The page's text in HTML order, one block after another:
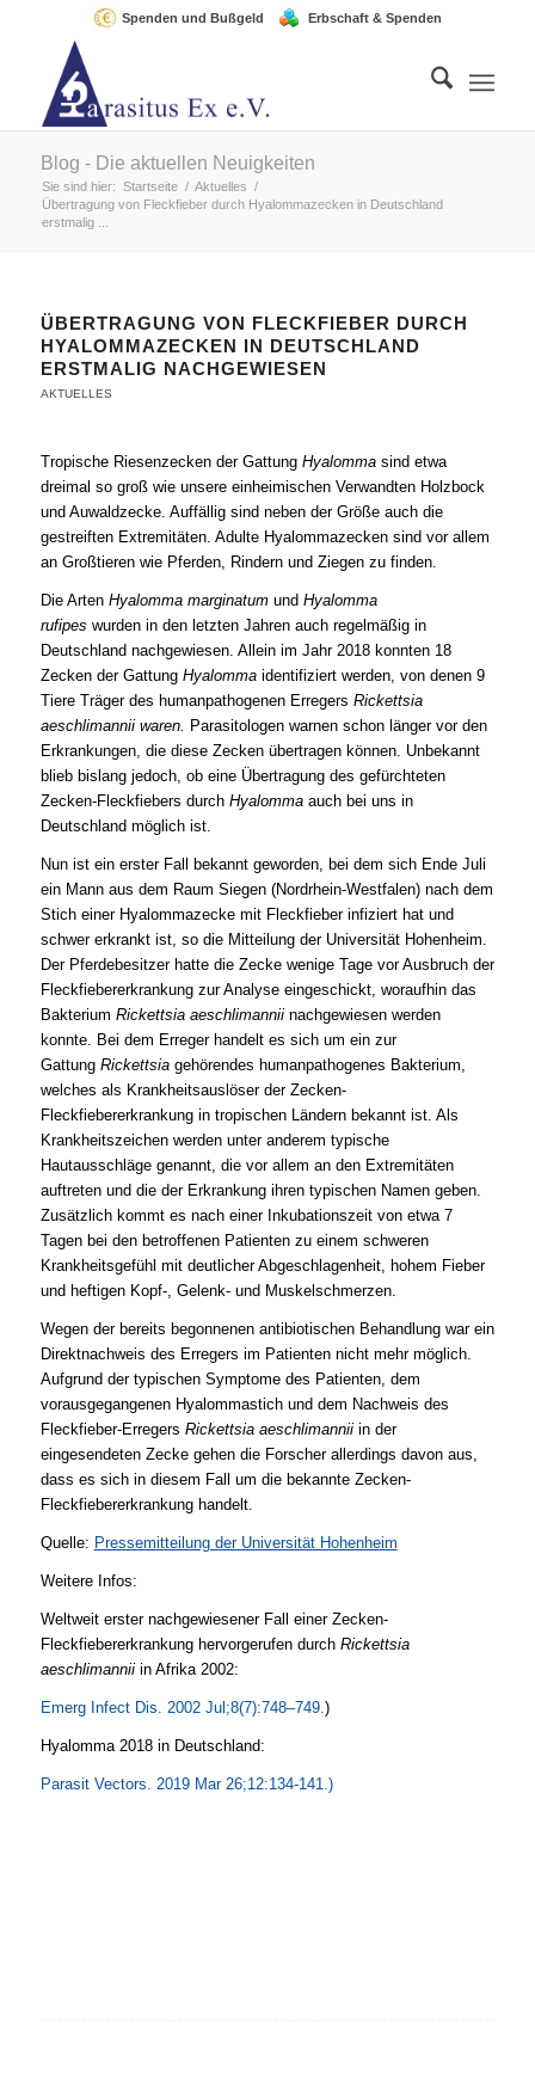
Spenden und Bußgeld Erbschaft & Spenden
Blog - Die aktuellen Neuigkeiten
Sie sind hier: Startseite / Aktuelles /
Übertragung von Fleckfieber durch Hyalommazecken in Deutschland
erstmalig ...
ÜBERTRAGUNG VON FLECKFIEBER DURCH
HYALOMMAZECKEN IN DEUTSCHLAND
ERSTMALIG NACHGEWIESEN
AKTUELLES
Tropische Riesenzecken der Gattung Hyalomma sind etwa
dreimal so groß wie unsere einheimischen Verwandten Holzbock
und Auwaldzecke. Auffällig sind neben der Größe auch die
gestreiften Extremitäten. Adulte Hyalommazecken sind vor allem
an Großtieren wie Pferden, Rindern und Ziegen zu finden.
Die Arten Hyalomma marginatumund Hyalomma
rufipes wurden in den letzten Jahren auch regelmäßig in
Deutschland nachgewiesen. Allein im Jahr 2018 konnten 18
Zecken der Gattung Hyalommaidentifiziert werden, von denen 9
Tiere Träger des humanpathogenen Erregers Rickettsia
aeschlimannii waren. Parasitologen warnen schon länger vor den
Erkrankungen, die diese Zecken übertragen können. Unbekannt
blieb bislang jedoch, ob eine Übertragung des gefürchteten
Zecken-Fleckfiebers durch Hyalommaauch bei uns in
Deutschland möglich ist.
Nun ist ein erster Fall bekannt geworden, bei dem sich Ende Juli
ein Mann aus dem Raum Siegen (Nordrhein-Westfalen) nach dem
Stich einer Hyalommazecke mit Fleckfieber infiziert hat und
schwer erkrankt ist, so die Mitteilung der Universität Hohenheim.
Der Pferdebesitzer hatte die Zecke wenige Tage vor Ausbruch der
Fleckfiebererkrankung zur Analyse eingeschickt, woraufhin das
Bakterium Rickettsia aeschlimanniinachgewiesen werden
konnte. Bei dem Erreger handelt es sich um ein zur
Gattung Rickettsiagehörendes humanpathogenes Bakterium,
welches als Krankheitsauslöser der Zecken-
Fleckfiebererkrankung in tropischen Ländern bekannt ist. Als
Krankheitszeichen werden unter anderem typische
Hautausschläge genannt, die vor allem an den Extremitäten
auftreten und die der Erkrankung ihren typischen Namen geben.
Zusätzlich kommt es nach einer Inkubationszeit von etwa 7
Tagen bei den betroffenen Patienten zu einem schweren
Krankheitsgefühl mit deutlicher Abgeschlagenheit, hohem Fieber
und heftigen Kopf-, Gelenk- und Muskelschmerzen.
Wegen der bereits begonnenen antibiotischen Behandlung war ein
Direktnachweis des Erregers im Patienten nicht mehr möglich.
Aufgrund der typischen Symptome des Patienten, dem
vorausgegangenen Hyalommastich und dem Nachweis des
Fleckfieber-Erregers Rickettsia aeschlimanniiin der
eingesendeten Zecke gehen die Forscher allerdings davon aus,
dass es sich in diesem Fall um die bekannte Zecken-
Fleckfiebererkrankung handelt.
Quelle: Pressemitteilung der Universität Hohenheim
Weitere Infos:
Weltweit erster nachgewiesener Fall einer Zecken-
Fleckfiebererkrankung hervorgerufen durch Rickettsia
aeschlimannii in Afrika 2002:
Emerg Infect Dis. 2002 Jul;8(7):748–749.)
Hyalomma 2018 in Deutschland:
Parasit Vectors. 2019 Mar 26;12:134-141.)